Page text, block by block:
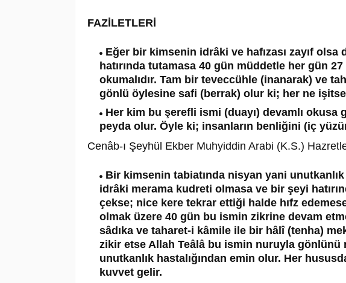
FAZİLETLERİ
Eğer bir kimsenin idrâki ve hafızası zayıf
hatırında tutamasa 40 gün müddetle her gün
okumalıdır. Tam bir teveccühle (inanarak) ve
gönlü öylesine safi (berrak) olur ki; her ne
Her kim bu şerefli ismi (duayı) devamlı
peyda olur. Öyle ki; insanların benliğini (iç
Cenâb-ı Şeyhül Ekber Muhyiddin Arabi (K.S.)
Bir kimsenin tabiatında nisyan yani
idrâki merama kudreti olmasa ve bir şeyi
çekse; nice kere tekrar ettiği halde hıfz
olmak üzere 40 gün bu ismin zikrine devam
sâdıka ve taharet-i kâmile ile bir hâlî (tenha)
zikir etse Allah Teâlâ bu ismin nuruyla gönlünü
unutkanlık hastalığından emin olur. Her
kuvvet gelir.